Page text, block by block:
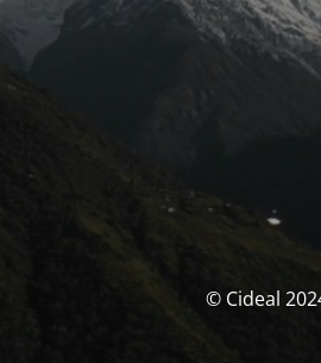
© Cideal